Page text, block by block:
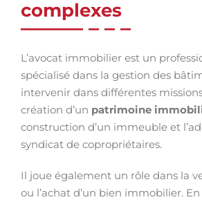
complexes
L’avocat immobilier est un
spécialisé dans la gestion des
intervenir dans différentes
création d’un patrimoine
construction d’un immeuble et
syndicat de copropriétaires.
Il joue également un rôle dans la
ou l’achat d’un bien immobilier.